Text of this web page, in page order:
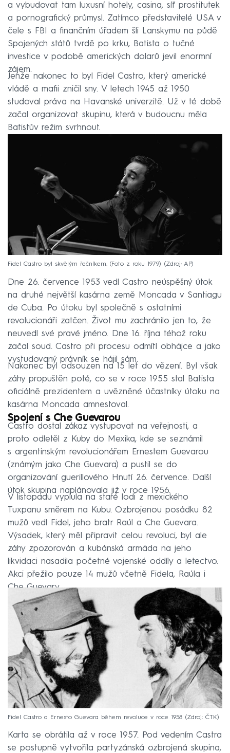
a vybudovat tam luxusní hotely, casina, síť prostitutek
a pornografický průmysl. Zatímco představitelé USA v
čele s FBI a finančním úřadem šli Lanskymu na půdě
Spojených států tvrdě po krku, Batista o tučné
investice v podobě amerických dolarů jevil enormní
zájem.
Jenže nakonec to byl Fidel Castro, který americké
vládě a mafii zničil sny. V letech 1945 až 1950
studoval práva na Havanské univerzitě. Už v té době
začal organizovat skupinu, která v budoucnu měla
Batistův režim svrhnout.
Fidel Castro byl skvělým řečníkem. (Foto z roku 1979) Zdroj: AP
Dne 26. července 1953 vedl Castro neúspěšný útok
na druhé největší kasárna země Moncada v Santiagu
de Cuba. Po útoku byl společně s ostatními
revolucionáři zatčen. Život mu zachránilo jen to, že
neuvedl své pravé jméno. Dne 16. října téhož roku
začal soud. Castro při procesu odmítl obhájce a jako
vystudovaný právník se hájil sám.
Nakonec byl odsouzen na 15 let do vězení. Byl však
záhy propuštěn poté, co se v roce 1955 stal Batista
oficiálně prezidentem a uvězněné účastníky útoku na
kasárna Moncada amnestoval.
Spojení s Che Guevarou
Castro dostal zákaz vystupovat na veřejnosti, a
proto odletěl z Kuby do Mexika, kde se seznámil
s argentinským revolucionářem Ernestem Guevarou
(známým jako Che Guevara) a pustil se do
organizování guerillového Hnutí 26. července. Další
útok skupina naplánovala již v roce 1956.
V listopadu vyplula na staré lodi z mexického
Tuxpanu směrem na Kubu. Ozbrojenou posádku 82
mužů vedl Fidel, jeho bratr Raúl a Che Guevara.
Výsadek, který měl připravit celou revoluci, byl ale
záhy zpozorován a kubánská armáda na jeho
likvidaci nasadila početné vojenské oddíly a letectvo.
Akci přežilo pouze 14 mužů včetně Fidela, Raúla i
Che Guevary.
Fidel Castro a Ernesto Guevara během revoluce v roce 1958 Zdroj: ČTK
Karta se obrátila až v roce 1957. Pod vedením Castra
se postupně vytvořila partyzánská ozbrojená skupina,